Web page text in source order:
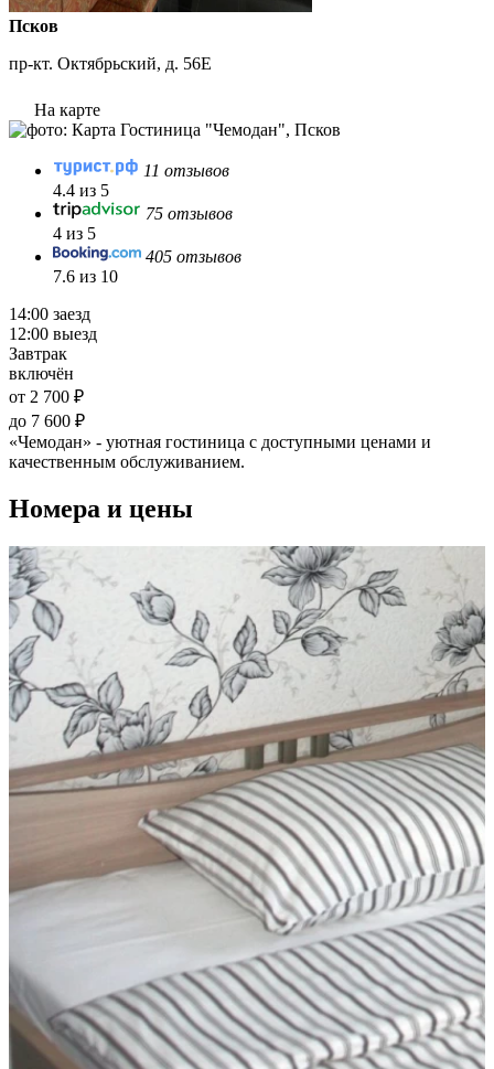
Псков
пр-кт. Октябрьский, д. 56Е
На карте
11 отзывов
4.4 из 5
75 отзывов
4 из 5
405 отзывов
7.6 из 10
14:00 заезд
12:00 выезд
Завтрак
включён
от 2 700 ₽
до 7 600 ₽
«Чемодан» - уютная гостиница с доступными ценами и
качественным обслуживанием.
Номера и цены